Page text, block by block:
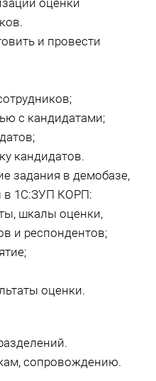
оценки
и провести
с кандидатами;
кандидатов.
задания в демобазе,
в 1С:ЗУП КОРП:
шкалы оценки,
и респондентов;
оценки.
сопровождению.